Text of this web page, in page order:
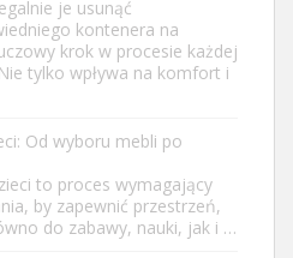
je usunąć
kontenera na
krok w procesie każdej
tylko wpływa na komfort i
Od wyboru mebli po
to proces wymagający
by zapewnić przestrzeń,
do zabawy, nauki, jak i …